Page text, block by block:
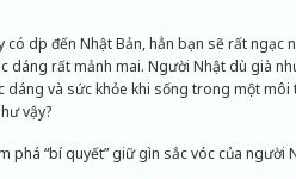
dịp đến Nhật Bản, hẳn bạn sẽ rất
dáng rất mảnh mai. Người Nhật dù già
và sức khỏe khi sống trong một môi
vậy?
phá “bí quyết” giữ gìn sắc vóc của người